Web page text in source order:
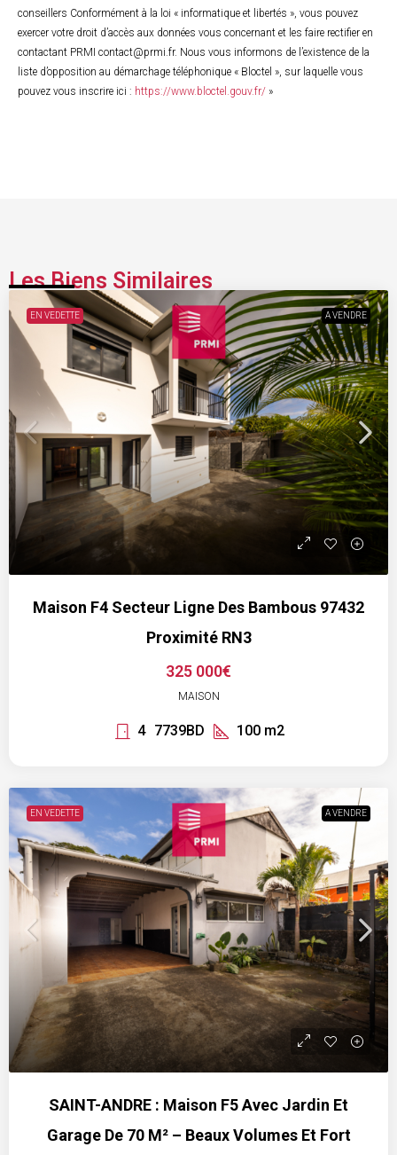
conseillers Conformément à la loi « informatique et libertés », vous pouvez
exercer votre droit d’accès aux données vous concernant et les faire rectifier en
contactant PRMI contact@prmi.fr. Nous vous informons de l’existence de la
liste d’opposition au démarchage téléphonique « Bloctel », sur laquelle vous
pouvez vous inscrire ici : https://www.bloctel.gouv.fr/ »
Les Biens Similaires
EN VEDETTE A VENDRE
Maison F4 Secteur Ligne Des Bambous 97432
Proximité RN3
325 000€
MAISON
4 7739BD 100 m2
EN VEDETTE A VENDRE
SAINT-ANDRE : Maison F5 Avec Jardin Et
Garage De 70 M² – Beaux Volumes Et Fort